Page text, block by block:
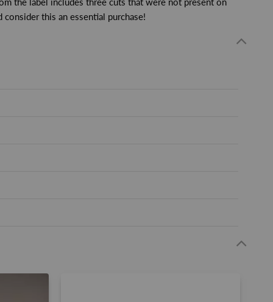
this an essential purchase!